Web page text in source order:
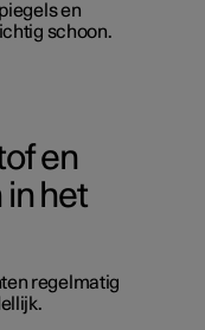
en
schoon.
en
het
regelmatig